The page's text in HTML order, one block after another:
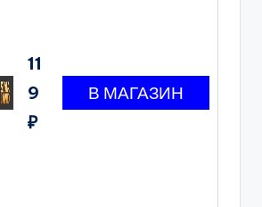
11
9
₽